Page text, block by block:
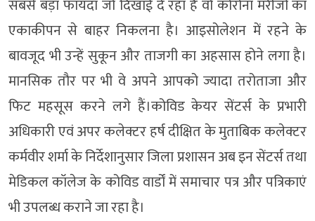
सबसे बड़ा फायदा जो दिखाई दे रहा है वो कोरोना मरीजों का
एकाकीपन से बाहर निकलना है। आइसोलेशन में रहने के
बावजूद भी उन्हें सुकून और ताजगी का अहसास होने लगा है।
मानसिक तौर पर भी वे अपने आपको ज्यादा तरोताजा और
फिट महसूस करने लगे हैं।कोविड केयर सेंटर्स के प्रभारी
अधिकारी एवं अपर कलेक्टर हर्ष दीक्षित के मुताबिक कलेक्टर
कर्मवीर शर्मा के निर्देशानुसार जिला प्रशासन अब इन सेंटर्स तथा
मेडिकल कॉलेज के कोविड वार्डों में समाचार पत्र और पत्रिकाएं
भी उपलब्ध कराने जा रहा है।